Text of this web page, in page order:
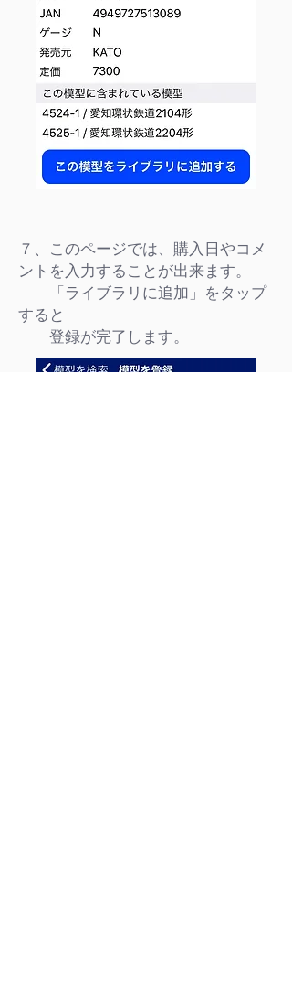
７、このページでは、購入日やコメ
ントを入力することが出来ます。
「ライブラリに追加」をタップ
すると
登録が完了します。